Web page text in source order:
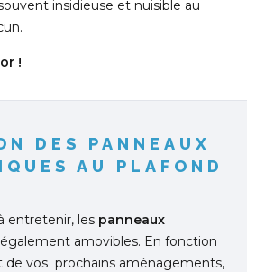
insidieuse et nuisible au
!
DES PANNEAUX
AU PLAFOND
entretenir, les panneaux
amovibles. En fonction
de vos prochains aménagements,